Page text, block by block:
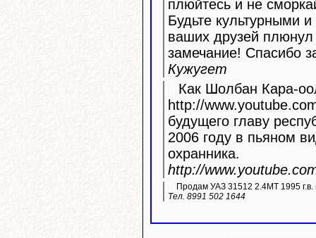
плюйтесь и не
Будьте культурными
ваших друзей
замечание! Спасибо
Кужугет
Как Шолбан Кара-
http://www.youtube.com/
будущего главу
2006 году в пьяном
охранника.
http://
Продам УАЗ 31512 2.4МТ 1995 г.в.
Тел. 8991 502 1644